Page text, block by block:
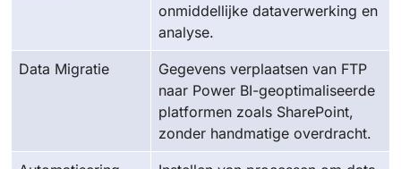
onmiddellijke dataverwerking en
analyse.
Data Migratie
Gegevens verplaatsen van FTP
naar Power BI-geoptimaliseerde
platformen zoals SharePoint,
zonder handmatige overdracht.